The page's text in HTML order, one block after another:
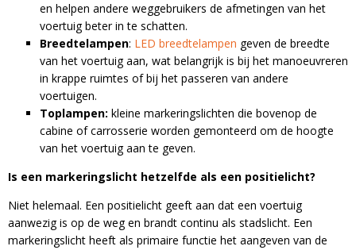
en helpen andere weggebruikers de afmetingen van het
voertuig beter in te schatten.
Breedtelampen: LED breedtelampen geven de breedte
van het voertuig aan, wat belangrijk is bij het manoeuvreren
in krappe ruimtes of bij het passeren van andere
voertuigen.
Toplampen: kleine markeringslichten die bovenop de
cabine of carrosserie worden gemonteerd om de hoogte
van het voertuig aan te geven.
Is een markeringslicht hetzelfde als een positielicht?
Niet helemaal. Een positielicht geeft aan dat een voertuig
aanwezig is op de weg en brandt continu als stadslicht. Een
markeringslicht heeft als primaire functie het aangeven van de